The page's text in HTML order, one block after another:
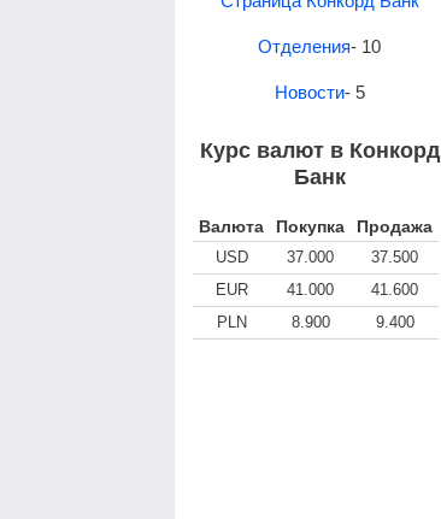
Отделения- 10
Новости- 5
Курс валют в Конкорд
Банк
Валюта Покупка Продажа
USD 37.000
37.500
EUR
41.000
41.600
PLN
8.900 9.400